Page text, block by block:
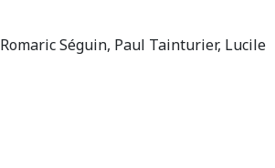
Séguin, Paul Tainturier, Lucile